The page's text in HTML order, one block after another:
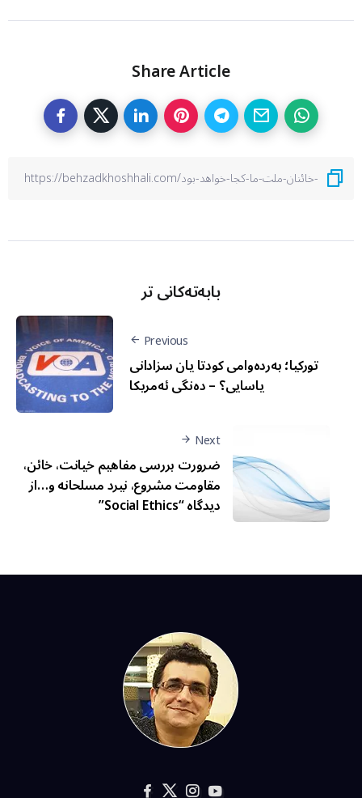
Share Article
بابەتەکانی تر
Previous
تورکیا؛ به‌رده‌وامی کودتا یان سزادانی
یاسایی؟ – دەنگی ئەمریکا
Next
ضرورت بررسی مفاهیم خیانت، خائن،
مقاومت مشروع، نیرد مسلحانه و…از
دیدگاه “Social Ethics”